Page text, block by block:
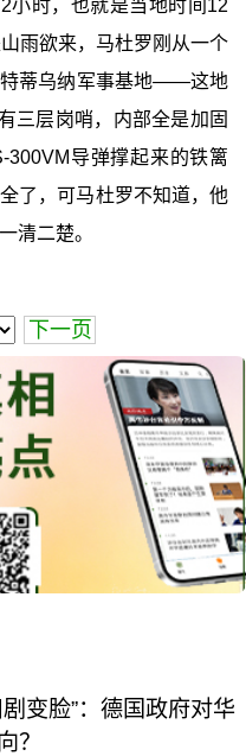
小时，也就是当地时间12
雨欲来，马杜罗刚从一个
特蒂乌纳军事基地——这地
三层岗哨，内部全是加固
300VM导弹撑起来的铁篱
了，可马杜罗不知道，他
清二楚。
下一页
剧变脸”：德国政府对华
？